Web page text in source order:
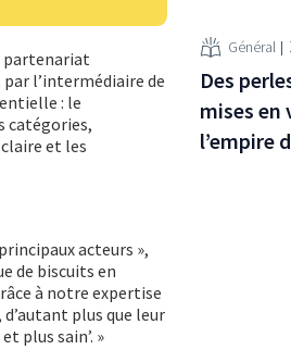
partenariat
l’intermédiaire de
: le
catégories,
et les
acteurs »,
de biscuits en
à notre expertise
plus que leur
plus sain’. »
Général
Des
mises en
l’empire